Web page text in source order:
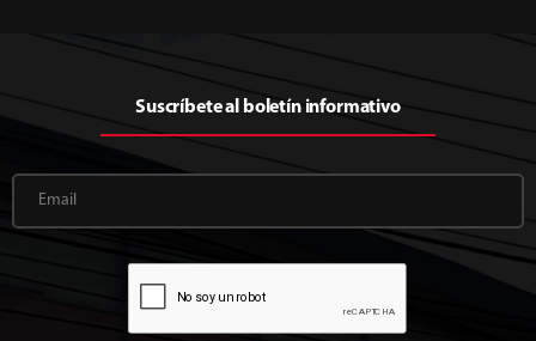
Suscríbete al boletín informativo